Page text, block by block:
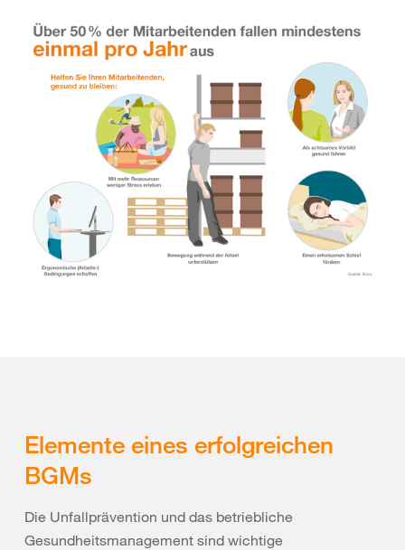
Elemente eines erfolgreichen
BGMs
Die Unfallprävention und das betriebliche
Gesundheitsmanagement sind wichtige